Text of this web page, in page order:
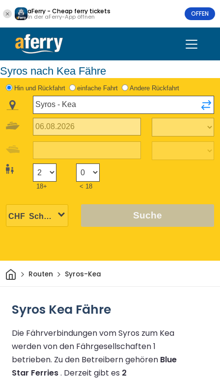
aFerry - Cheap ferry tickets
In der aFerry-App öffnen OFFEN
Syros nach Kea Fähre
Hin und Rückfahrt einfache Fahrt Andere Rückfahrt
18+ < 18
Suche
HeimRouten Syros-Kea
Syros Kea Fähre
Die Fährverbindungen vom Syros zum Kea
werden von den Fährgesellschaften 1
betrieben. Zu den Betreibern gehören Blue
Star Ferries. Derzeit gibt es 2